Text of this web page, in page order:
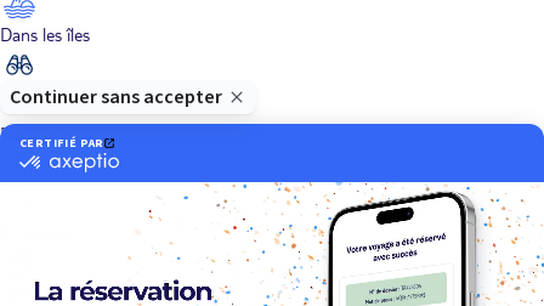
Dans les îles
Découverte